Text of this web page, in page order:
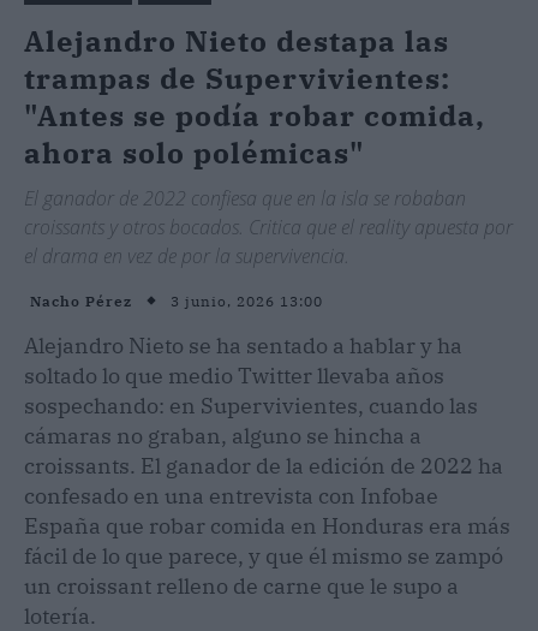
Alejandro Nieto destapa las
trampas de Supervivientes:
"Antes se podía robar comida,
ahora solo polémicas"
El ganador de 2022 confiesa que en la isla se robaban
croissants y otros bocados. Critica que el reality apuesta por
el drama en vez de por la supervivencia.
Nacho Pérez 3 junio, 2026 13:00
Alejandro Nieto se ha sentado a hablar y ha
soltado lo que medio Twitter llevaba años
sospechando: en Supervivientes, cuando las
cámaras no graban, alguno se hincha a
croissants. El ganador de la edición de 2022 ha
confesado en una entrevista con Infobae
España que robar comida en Honduras era más
fácil de lo que parece, y que él mismo se zampó
un croissant relleno de carne que le supo a
lotería.